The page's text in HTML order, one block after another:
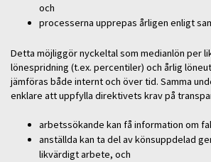
och
processerna upprepas årligen enligt
Detta möjliggör nyckeltal som medianlön per
lönespridning (t.ex. percentiler) och årlig
jämföras både internt och över tid. Samma
enklare att uppfylla direktivets krav på
arbetssökande kan få information om
anställda kan ta del av könsuppdelad
likvärdigt arbete, och